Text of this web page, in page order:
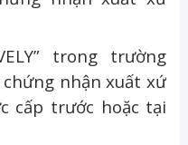
trong trường
chứng nhận xuất xứ
cấp trước hoặc tại